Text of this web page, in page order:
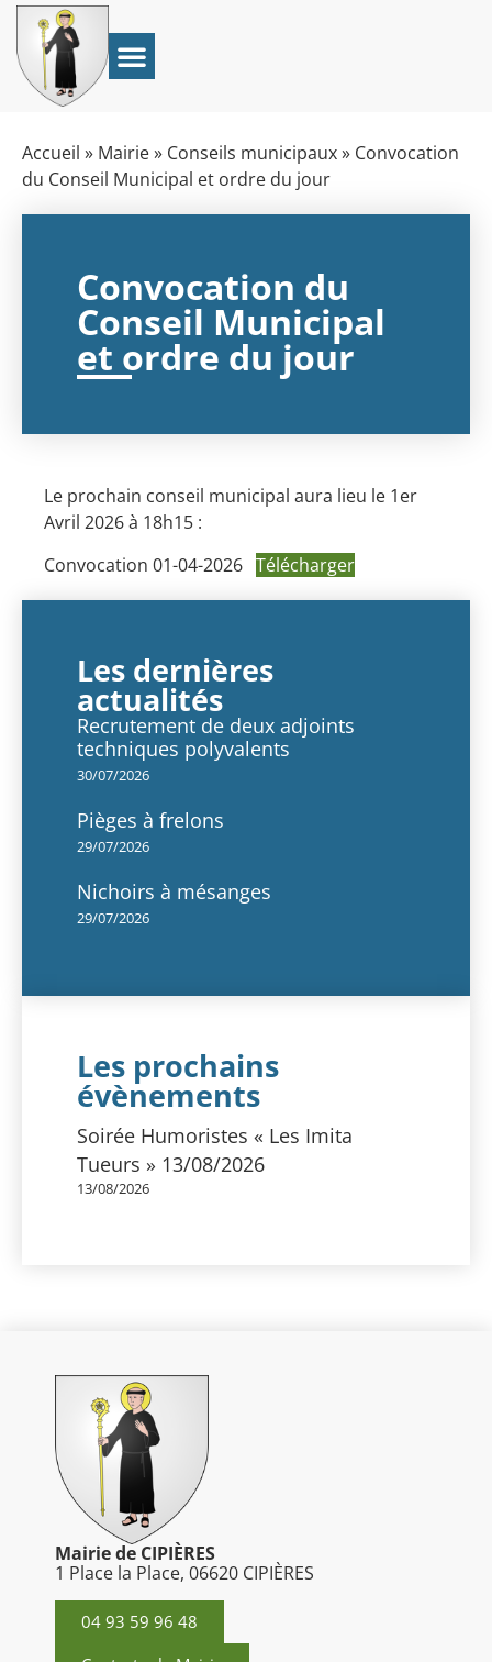
Accueil » Mairie» Conseils municipaux» Convocation
du Conseil Municipal et ordre du jour
Convocation du
Conseil Municipal
et ordre du jour
Le prochain conseil municipal aura lieu le 1er
Avril 2026 à 18h15 :
Convocation 01-04-2026 Télécharger
Les dernières
actualités
Recrutement de deux adjoints
techniques polyvalents
30/07/2026
Pièges à frelons
29/07/2026
Nichoirs à mésanges
29/07/2026
Les prochains
évènements
Soirée Humoristes « Les Imita
Tueurs » 13/08/2026
13/08/2026
Mairie de CIPIÈRES
1 Place la Place, 06620 CIPIÈRES
04 93 59 96 48